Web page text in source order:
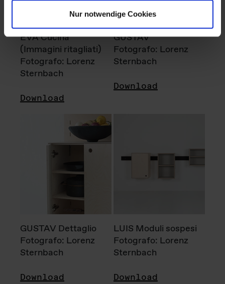
Nur notwendige Cookies
EVA Cucina
(Immagini ritagliati)
Fotografo: Lorenz
Sternbach
Download
GUSTAV
Fotografo: Lorenz
Sternbach
Download
GUSTAV Dettaglio
Fotografo: Lorenz
Sternbach
Download
LUIS Moduli sospesi
Fotografo: Lorenz
Sternbach
Download